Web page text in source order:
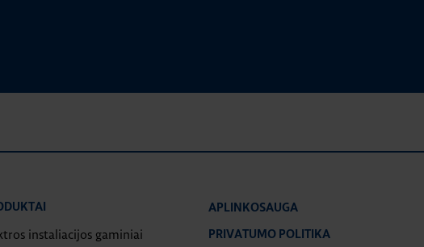
instaliacijos gaminiai
APLINKOSAUGA
PRIVATUMO POLITIKA